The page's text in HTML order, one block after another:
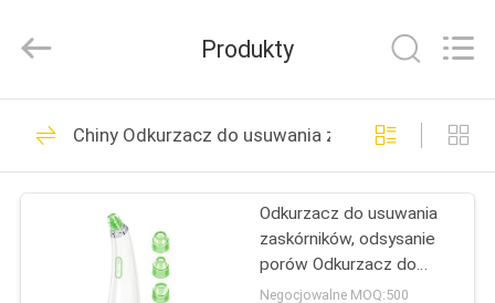
DOM
PRODUKTY
zaskórników
dostawca.
2021
facialbeautydevices.com.
Rights
Urządzenie do
twarzy do terapii
fotonowej LED
42
Produkty
Chiny Odkurzacz do usuwania zaskórników
Odkurzacz do usuwania
zaskórników, odsysanie
porów Odkurzacz do
skóry twarzy Zaskórnika
Negocjowalne MOQ:500